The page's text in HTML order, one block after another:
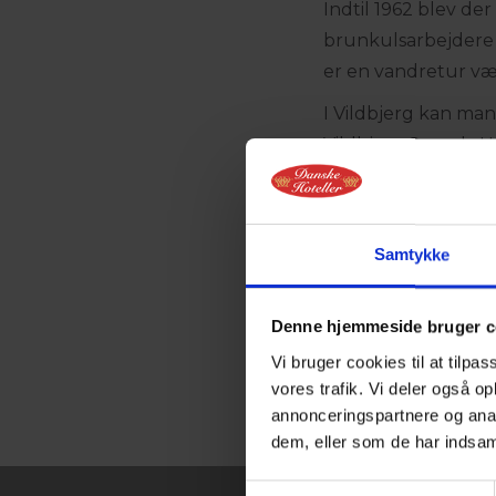
Samtykke
Denne hjemmeside bruger
Vi bruger cookies til at
vores trafik. Vi deler også
annonceringspartnere og
dem, eller som de har
Indtil 1962 blev
er en vandretur
I Vildbjerg kan
Vildbjerg Søpark.
som byder på alt
Betingelser